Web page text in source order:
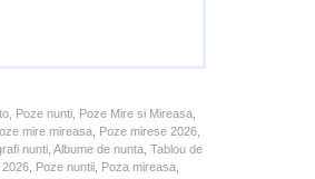
Poze nunti, Poze Mire si Mireasa,
mire mireasa, Poze mirese 2026,
nunti, Albume de nunta, Tablou de
Poze nuntii, Poza mireasa,